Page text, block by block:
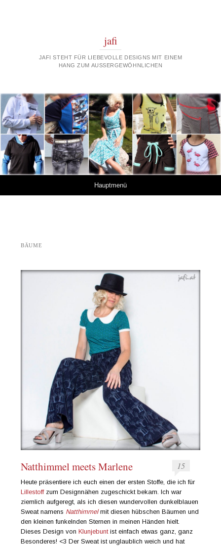
jafi
JAFI STEHT FÜR LIEBEVOLLE DESIGNS MIT EINEM
HANG ZUM AUSSERGEWÖHNLICHEN
Hauptmenü
BÄUME
Natthimmel meets Marlene 15
Heute präsentiere ich euch einen der ersten Stoffe, die ich für
Lillestoffzum Designnähen zugeschickt bekam. Ich war
ziemlich aufgeregt, als ich diesen wundervollen dunkelblauen
Sweat namens Natthimmelmit diesen hübschen Bäumen und
den kleinen funkelnden Sternen in meinen Händen hielt.
Dieses Design vonKlunjebuntist einfach etwas ganz, ganz
Besonderes! <3 Der Sweat ist unglaublich weich und hat